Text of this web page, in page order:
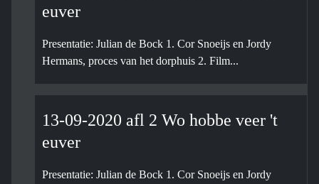
euver
Presentatie: Julian de Bock 1. Cor Snoeijs en Jordy
Hermans, proces van het dorphuis 2. Film...
13-09-2020 afl 2 Wo hobbe veer 't
euver
Presentatie: Julian de Bock 1. Cor Snoeijs en Jordy